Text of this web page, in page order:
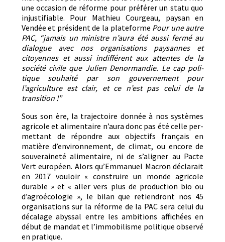
une occa­sion de réforme pour préfér­er un statu quo
injus­ti­fi­able. Pour Math­ieu Courgeau, paysan en
Vendée et prési­dent de la plate­forme Pour une autre
PAC, “jamais un min­istre n’aura été aus­si fer­mé au
dia­logue avec nos organ­i­sa­tions paysannes et
citoyennes et aus­si indif­férent aux attentes de la
société civile que Julien Denor­mandie. Le cap poli­
tique souhaité par son gou­verne­ment pour
l’agriculture est clair, et ce n’est pas celui de la
transition !”
Sous son ère, la tra­jec­toire don­née à nos sys­tèmes
agri­cole et ali­men­taire n’aura donc pas été celle per­
me­t­tant de répon­dre aux objec­tifs français en
matière d’environnement, de cli­mat, ou encore de
sou­veraineté ali­men­taire, ni de s’aligner au Pacte
Vert européen. Alors qu’Emmanuel Macron déclarait
en 2017 vouloir « con­stru­ire un monde agri­cole
durable » et « aller vers plus de pro­duc­tion bio ou
d’agroécologie », le bilan que retien­dront nos 45
organ­i­sa­tions sur la réforme de la PAC sera celui du
décalage abyssal entre les ambi­tions affichées en
début de man­dat et l’im­mo­bil­isme poli­tique observé
en pratique.